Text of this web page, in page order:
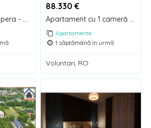
Ivory Residence Pipera - Apartament mobilat, gata de mutare, comision 0%
88.330 €
Apartament cu 1 cameră mobilat Pipera - Comision 0%, mutare imediată
Apartamente
1 săptămână în urmă
Voluntari, RO